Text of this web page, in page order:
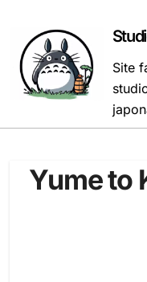
contenu
Site
Yume to